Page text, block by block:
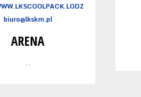
biuro@lkskm.pl
ARENA
, ,